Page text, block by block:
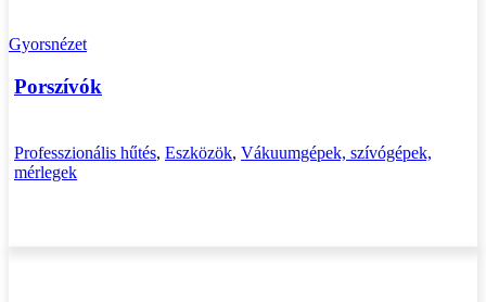
Gyorsnézet
Porszívók
Professzionális hűtés, Eszközök, Vákuumgépek, szívógépek,
mérlegek